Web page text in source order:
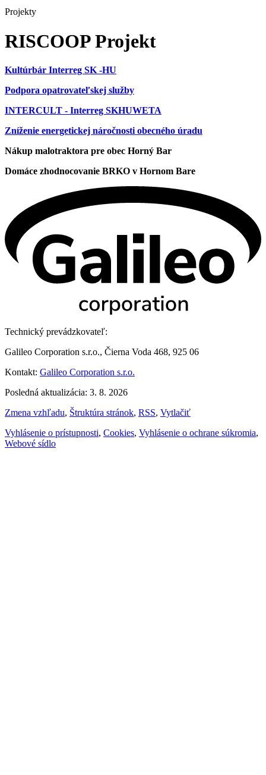
Projekty
RISCOOP Projekt
Kultúrbár Interreg SK -HU
Podpora opatrovateľskej služby
INTERCULT - Interreg SKHUWETA
Zníženie energetickej náročnosti obecného úradu
Nákup malotraktora pre obec Horný Bar
Domáce zhodnocovanie BRKO v Hornom Bare
Technický prevádzkovateľ:
Galileo Corporation s.r.o., Čierna Voda 468, 925 06
Kontakt: Galileo Corporation s.r.o.
Posledná aktualizácia: 3. 8. 2026
Zmena vzhľadu, Štruktúra stránok, RSS, Vytlačiť
Vyhlásenie o prístupnosti, Cookies, Vyhlásenie o ochrane súkromia,
Webové sídlo